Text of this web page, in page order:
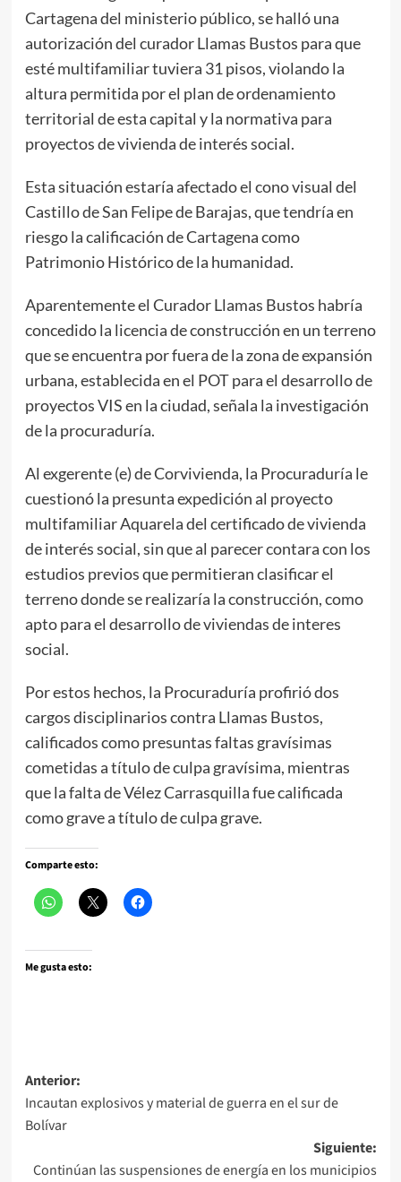
Cartagena del ministerio público, se halló una
autorización del curador Llamas Bustos para que
esté multifamiliar tuviera 31 pisos, violando la
altura permitida por el plan de ordenamiento
territorial de esta capital y la normativa para
proyectos de vivienda de interés social.
Esta situación estaría afectado el cono visual del
Castillo de San Felipe de Barajas, que tendría en
riesgo la calificación de Cartagena como
Patrimonio Histórico de la humanidad.
Aparentemente el Curador Llamas Bustos habría
concedido la licencia de construcción en un terreno
que se encuentra por fuera de la zona de expansión
urbana, establecida en el POT para el desarrollo de
proyectos VIS en la ciudad, señala la investigación
de la procuraduría.
Al exgerente (e) de Corvivienda, la Procuraduría le
cuestionó la presunta expedición al proyecto
multifamiliar Aquarela del certificado de vivienda
de interés social, sin que al parecer contara con los
estudios previos que permitieran clasificar el
terreno donde se realizaría la construcción, como
apto para el desarrollo de viviendas de interes
social.
Por estos hechos, la Procuraduría profirió dos
cargos disciplinarios contra Llamas Bustos,
calificados como presuntas faltas gravísimas
cometidas a título de culpa gravísima, mientras
que la falta de Vélez Carrasquilla fue calificada
como grave a título de culpa grave.
Comparte esto:
Me gusta esto:
Navegación
de
entradas
Anterior:
Incautan explosivos y material de guerra en el sur de
Bolívar
Siguiente:
Continúan las suspensiones de energía en los municipios